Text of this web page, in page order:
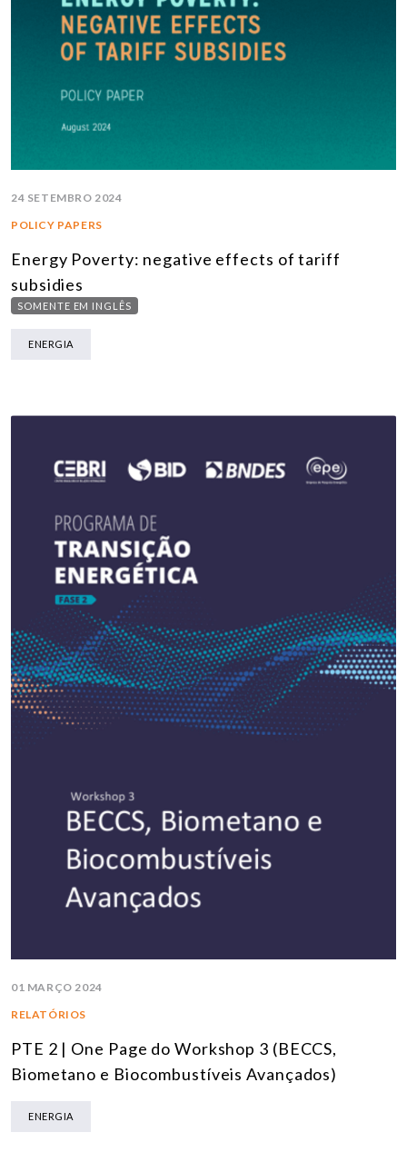
24 SETEMBRO 2024
POLICY PAPERS
Energy Poverty: negative effects of tariff
subsidies
SOMENTE EM INGLÊS
ENERGIA
01 MARÇO 2024
RELATÓRIOS
PTE 2 | One Page do Workshop 3 (BECCS,
Biometano e Biocombustíveis Avançados)
ENERGIA